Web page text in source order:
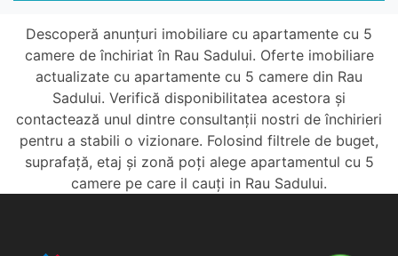
Descoperă anunțuri imobiliare cu apartamente cu 5
camere de închiriat în Rau Sadului. Oferte imobiliare
actualizate cu apartamente cu 5 camere din Rau
Sadului. Verifică disponibilitatea acestora și
contactează unul dintre consultanții nostri de închirieri
pentru a stabili o vizionare. Folosind filtrele de buget,
suprafață, etaj și zonă poți alege apartamentul cu 5
camere pe care il cauți in Rau Sadului.